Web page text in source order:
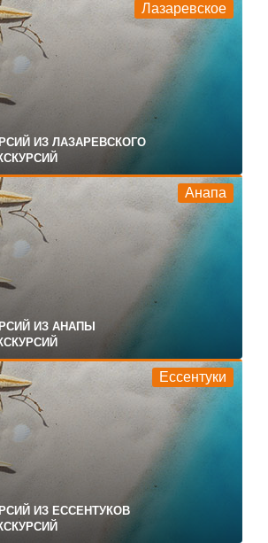
Лазаревское
ИЗ ЛАЗАРЕВСКОГО
Анапа
ИЗ АНАПЫ
Ессентуки
ИЗ ЕССЕНТУКОВ